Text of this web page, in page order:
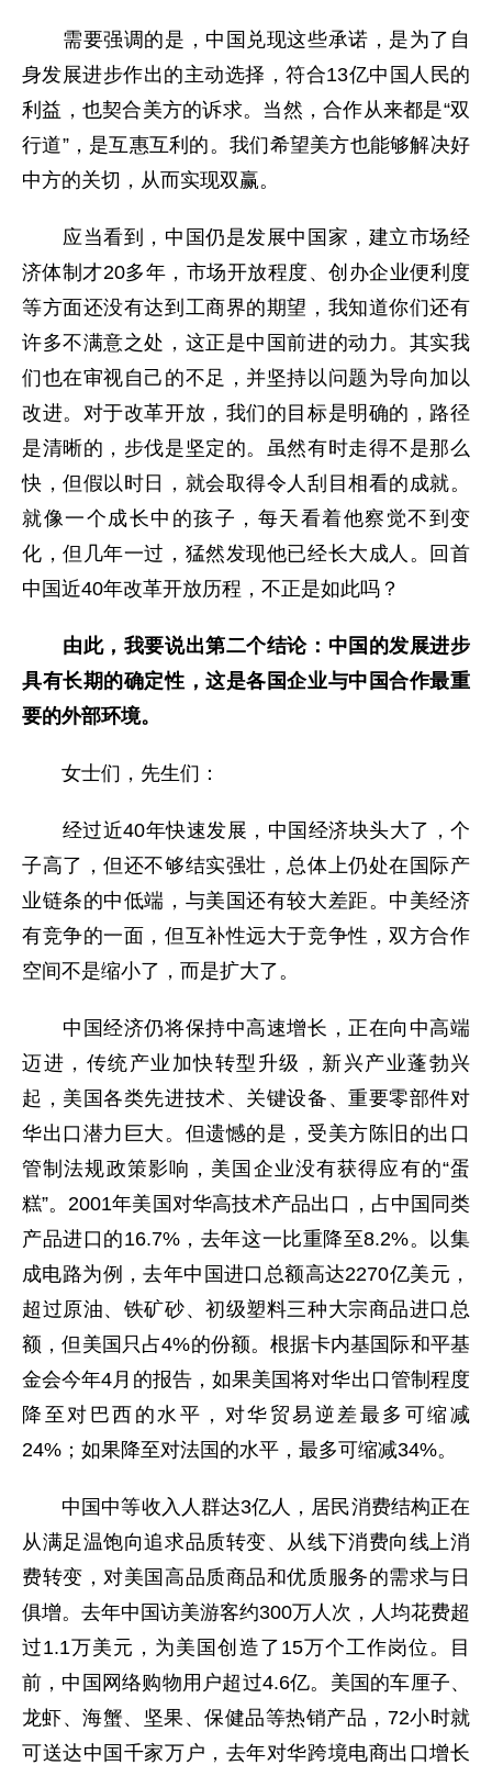
需要强调的是，中国兑现这些承诺，是为了自
身发展进步作出的主动选择，符合13亿中国人民的
利益，也契合美方的诉求。当然，合作从来都是“双
行道”，是互惠互利的。我们希望美方也能够解决好
中方的关切，从而实现双赢。
应当看到，中国仍是发展中国家，建立市场经
济体制才20多年，市场开放程度、创办企业便利度
等方面还没有达到工商界的期望，我知道你们还有
许多不满意之处，这正是中国前进的动力。其实我
们也在审视自己的不足，并坚持以问题为导向加以
改进。对于改革开放，我们的目标是明确的，路径
是清晰的，步伐是坚定的。虽然有时走得不是那么
快，但假以时日，就会取得令人刮目相看的成就。
就像一个成长中的孩子，每天看着他察觉不到变
化，但几年一过，猛然发现他已经长大成人。回首
中国近40年改革开放历程，不正是如此吗？
由此，我要说出第二个结论：中国的发展进步
具有长期的确定性，这是各国企业与中国合作最重
要的外部环境。
女士们，先生们：
经过近40年快速发展，中国经济块头大了，个
子高了，但还不够结实强壮，总体上仍处在国际产
业链条的中低端，与美国还有较大差距。中美经济
有竞争的一面，但互补性远大于竞争性，双方合作
空间不是缩小了，而是扩大了。
中国经济仍将保持中高速增长，正在向中高端
迈进，传统产业加快转型升级，新兴产业蓬勃兴
起，美国各类先进技术、关键设备、重要零部件对
华出口潜力巨大。但遗憾的是，受美方陈旧的出口
管制法规政策影响，美国企业没有获得应有的“蛋
糕”。2001年美国对华高技术产品出口，占中国同类
产品进口的16.7%，去年这一比重降至8.2%。以集
成电路为例，去年中国进口总额高达2270亿美元，
超过原油、铁矿砂、初级塑料三种大宗商品进口总
额，但美国只占4%的份额。根据卡内基国际和平基
金会今年4月的报告，如果美国将对华出口管制程度
降至对巴西的水平，对华贸易逆差最多可缩减
24%；如果降至对法国的水平，最多可缩减34%。
中国中等收入人群达3亿人，居民消费结构正在
从满足温饱向追求品质转变、从线下消费向线上消
费转变，对美国高品质商品和优质服务的需求与日
俱增。去年中国访美游客约300万人次，人均花费超
过1.1万美元，为美国创造了15万个工作岗位。目
前，中国网络购物用户超过4.6亿。美国的车厘子、
龙虾、海蟹、坚果、保健品等热销产品，72小时就
可送达中国千家万户，去年对华跨境电商出口增长